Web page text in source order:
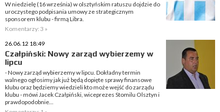
W niedzielę (16 września) w olsztyńskim ratuszu dojdzie do
uroczystego podpisania umowy ze strategicznym
sponsorem klubu - firmą Libra.
Komentarzy: 3 »
26.06.12 18:49
Czałpiński: Nowy zarząd wybierzemy w
lipcu
- Nowy zarząd wybierzemy w lipcu. Dokładny termin
walnego ogłosimy jak już będą dopięte sprawy finansowe
klubu oraz będziemy wiedzieli kto może wejść do zarządu
klubu - mówi Jacek Czałpiński, wiceprezes Stomilu Olsztyn i
prawdopodobnie...